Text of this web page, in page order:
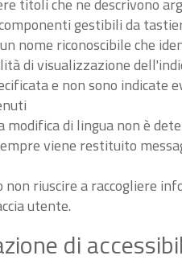
titoli che ne descrivono
gestibili da
nome riconoscibile che
di visualizzazione
e non sono
modifica di lingua non è
viene restituito
riuscire a raccogliere
utente.
di